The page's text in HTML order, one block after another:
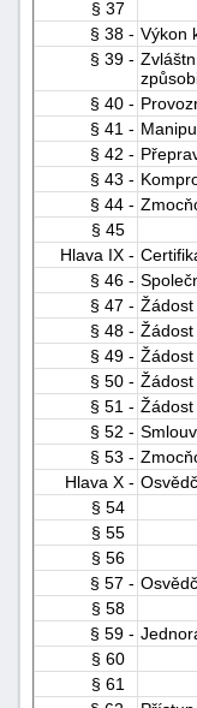
§ 37
§ 38 - Výkon
§ 39 -
§ 40 -
§ 41 -
§ 42 -
§ 43 -
§ 44 -
§ 45
Hlava IX -
§ 46 -
§ 47 -
§ 48 -
§ 49 -
§ 50 - Žádost
§ 51 -
§ 52 -
§ 53 -
Hlava X -
§ 54
§ 55
§ 56
§ 57 -
§ 58
§ 59 -
§ 60
§ 61